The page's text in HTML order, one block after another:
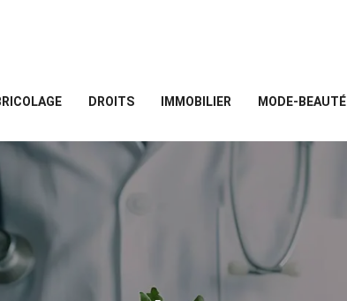
DROITS IMMOBILIER MODE-BEAUTÉ